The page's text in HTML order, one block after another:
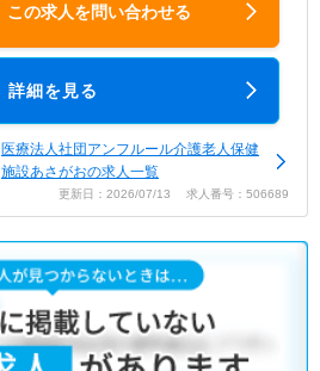
この求人を問い合わせる
詳細を見る
医療法人社団アンフルール介護老人保健
施設あさがおの求人一覧
更新日：2026/07/13 求人番号：506689